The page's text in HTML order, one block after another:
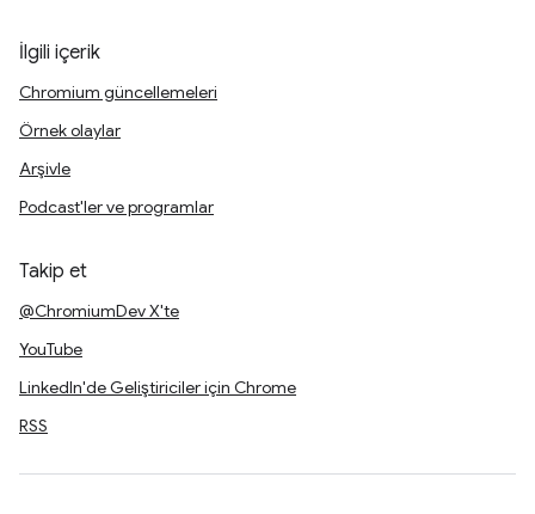
İlgili içerik
Chromium güncellemeleri
Örnek olaylar
Arşivle
Podcast'ler ve programlar
Takip et
@ChromiumDev X'te
YouTube
LinkedIn'de Geliştiriciler için Chrome
RSS